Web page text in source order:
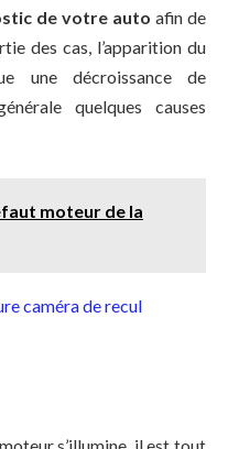
de votre auto afin de
des cas, l’apparition du
une décroissance de
quelques causes
moteur de la
caméra de recul
s’illumine, il est tout